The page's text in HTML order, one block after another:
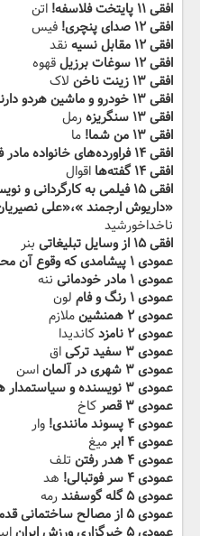
افقی ۱۱ پایتخت فلاسفه!
اتن
افقی ۱۲ صدای پنچری!
فیس
افقی ۱۲ مقابل نسیه
نقد
افقی ۱۲ سوغات برزیل
قهوه
افقی ۱۳ زینت ناخن
لاک
افقی ۱۳ خودرو و ماشین‬‫ هردو دارند!
افقی ۱۳ سنگریزه
رمل
افقی ۱۳ من شما!
ما
افقی ۱۴ فراورده‌های خانواده مادر فلزات را گویند
افقی ۱۴ گفته‌ها
اقوال
افقی ۱۵
«داریوش ارجمند »،«علی
ناخداخورشید
افقی ۱۵ از وسایل تبلیغاتی‬
بنر
عمودی ۱ پیشامدی که وقوع آن محتمل باشد
عمودی ۱ مادر خودمانی
ننه
عمودی ۱ رنگ و فام
لون
عمودی ۲ همنشین
ملازم
عمودی ۲ نامزد
کاندیدا
عمودی ۳ سفید ترکی
اق
عمودی ۳ شهری‬‫ در آلمان
اسن
عمودی ۳ نویسنده و سیاستمدار هندی
عمودی ۳ قصر
کاخ
عمودی ۴ پسوند مانندی!
وار
عمودی ۴ ابر
میغ
عمودی ۴ هدر رفتن
تلف
عمودی ۴ سر فوتبالی!
هد
عمودی ۵ گله گوسفند
رمه
عمودی ۵ از مصالح ‬‫ساختمانی قدما